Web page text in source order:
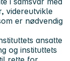
videreutvikle
er nødvendig
ansatte
og instituttets